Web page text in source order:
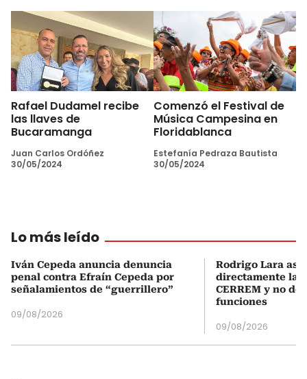
Rafael Dudamel recibe
las llaves de
Bucaramanga
Juan Carlos Ordóñez
30/05/2024
Comenzó el Festival de
Música Campesina en
Floridablanca
Estefanía Pedraza Bautista
30/05/2024
Lo más leído
Iván Cepeda anuncia denuncia
penal contra Efraín Cepeda por
señalamientos de “guerrillero”
09/08/2026
Rodrigo Lara
directamente la
CERREM y no
funciones
09/08/2026